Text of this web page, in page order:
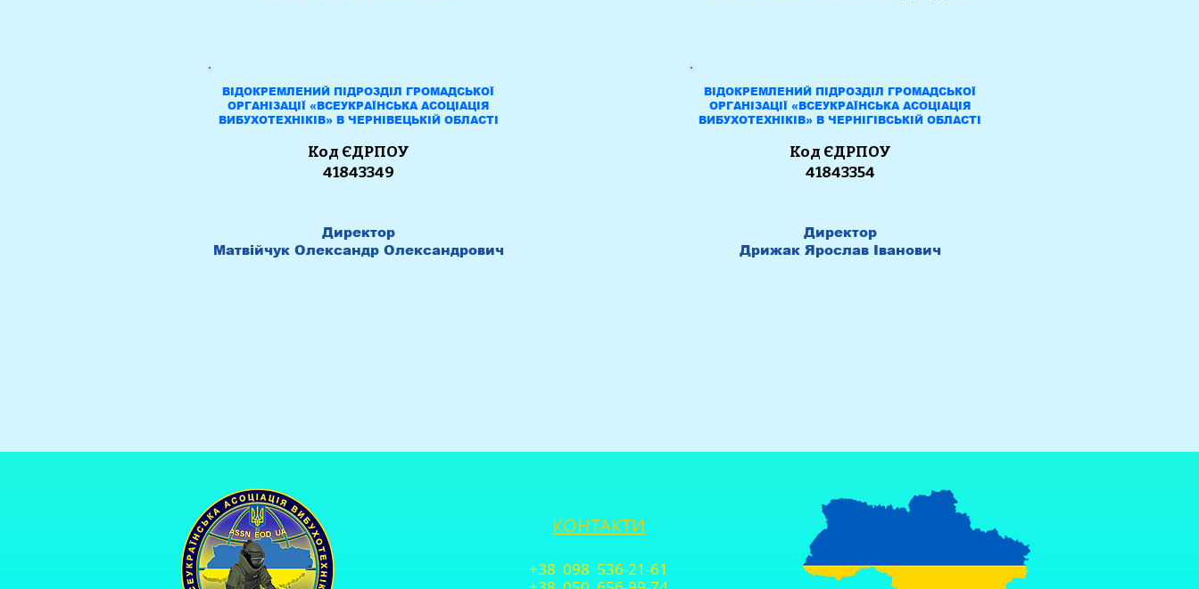
ВІДОКРЕМЛЕНИЙ ПІДРОЗДІЛ ГРОМАДСЬКОЇ
ОРГАНІЗАЦІЇ «ВСЕУКРАЇНСЬКА АСОЦІАЦІЯ
ВИБУХОТЕХНІКІВ» В ЧЕРНІВЕЦЬКІЙ ОБЛАСТІ
Код ЄДРПОУ
41843349
Директор
Матвійчук Олександр Олександрович
ВІДОКРЕМЛЕНИЙ ПІДРОЗДІЛ ГРОМАДСЬКОЇ
ОРГАНІЗАЦІЇ «ВСЕУКРАЇНСЬКА АСОЦІАЦІЯ
ВИБУХОТЕХНІКІВ» В ЧЕРНІГІВСЬКІЙ ОБЛАСТІ
Код ЄДРПОУ
41843354
Директор
Дрижак Ярослав Іванович
КОНТАКТИ
+38 098 536-21-61